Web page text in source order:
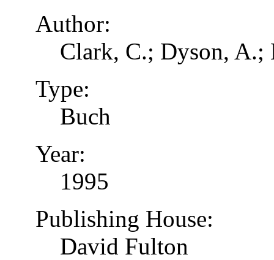
Author:
Clark, C.; Dyson,
Type:
Buch
Year:
1995
Publishing House:
David Fulton